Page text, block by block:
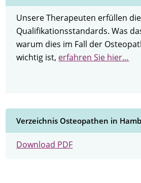
Unsere Therapeuten erfüllen
Qualifikationsstandards. Was
warum dies im Fall der
wichtig ist, erfahren Sie hier…
Verzeichnis Osteopathen in
Download PDF